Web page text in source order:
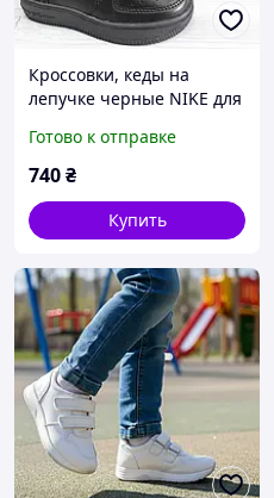
Кроссовки, кеды на
лепучке черные NIKE для
Готово к отправке
740₴
Купить